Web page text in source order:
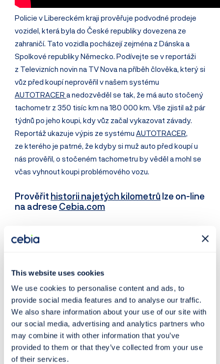
This website uses cookies
We use cookies to personalise content and ads, to
provide social media features and to analyse our traffic.
We also share information about your use of our site with
our social media, advertising and analytics partners who
may combine it with other information that you’ve
provided to them or that they’ve collected from your use
of their services.
Policie v Libereckém kraji prověřuje podvodné prodeje
vozidel, která byla do České republiky dovezena ze
zahraničí. Tato vozidla pocházejí zejména z Dánska a
Spolkové republiky Německo. Podívejte se v reportáži
z Televizních novin na TV Nova na příběh člověka, který si
vůz před koupí neprověřil v našem systému
AUTOTRACER a nedozvěděl se tak, že má auto stočený
tachometr z 350 tisíc km na 180 000 km. Vše zjistil až pár
týdnů po jeho koupi, kdy vůz začal vykazovat závady.
Reportáž ukazuje výpis ze systému AUTOTRACER,
ze kterého je patrné, že kdyby si muž auto před koupí u
nás prověřil, o stočeném tachometru by věděl a mohl se
včas vyhnout koupi problémového vozu.
Prověřit historii najetých kilometrů lze on-line
na adrese Cebia.com
Trh s automobily
Mohlo by vás zajímat